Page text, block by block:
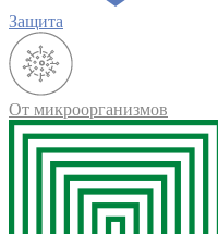
Защита
От микроорганизмов